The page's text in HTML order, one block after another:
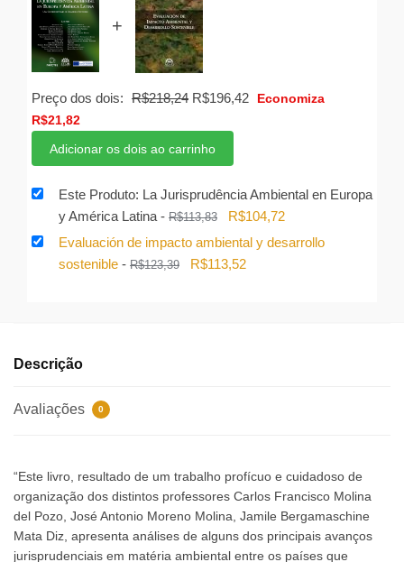
América
Latina
quantidade
+
Preço dos dois: R$218,24 O
R$196,42OEconomiza
R$21,82
Adicionar os dois ao carrinho
Este Produto: La Jurisprudência Ambiental en Europa
y América Latina - R$113,83
O
preço
original
R$104,72O
preço
Evaluación de impacto ambiental y desarrollo
sostenible - R$123,39
O
R$113,52O
Descrição
Avaliações 0
“Este livro, resultado de um trabalho profícuo e cuidadoso de
organização dos distintos professores Carlos Francisco Molina
del Pozo, José Antonio Moreno Molina, Jamile Bergamaschine
Mata Diz, apresenta análises de alguns dos principais avanços
jurisprudenciais em matéria ambiental entre os países que